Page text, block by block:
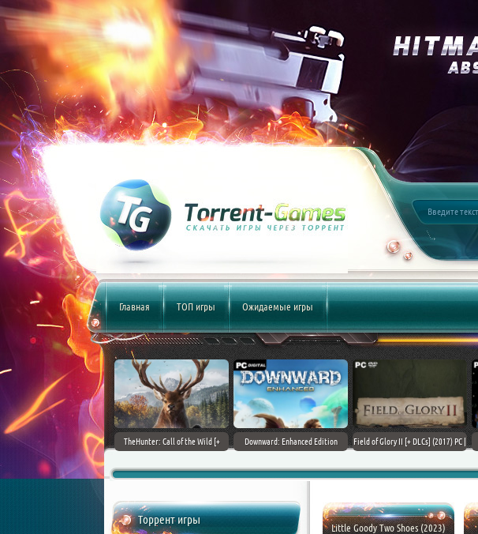
Главная ТОП игры Ожидаемые игры
World [v 1.11.4 + DLCs] (2017)
PC | Лицензия
TheHunter: Call of the Wild [+
Downward: Enhanced Edition
Field of Glory II [+ DLCs] (2017) PC |
Торрент игры
Little Goody Two Shoes (2023)